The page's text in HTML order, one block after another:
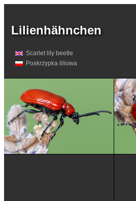
Lilienhähnchen
Scarlet lily beetle
Poskrzypka liliowa